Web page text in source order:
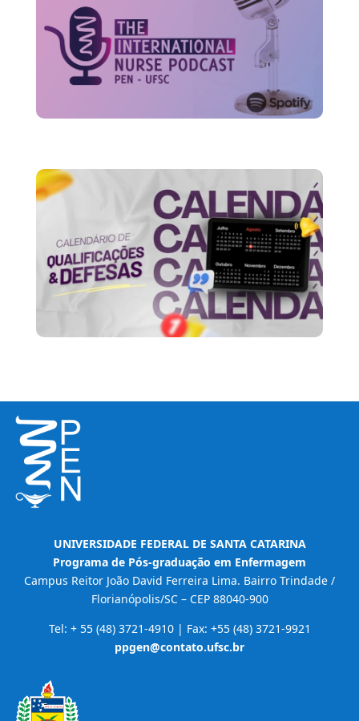
UNIVERSIDADE FEDERAL DE SANTA CATARINA
Programa de Pós-graduação em Enfermagem
Campus Reitor João David Ferreira Lima. Bairro Trindade /
Florianópolis/SC – CEP 88040-900
Tel: + 55 (48) 3721-4910 | Fax: +55 (48) 3721-9921
ppgen@contato.ufsc.br